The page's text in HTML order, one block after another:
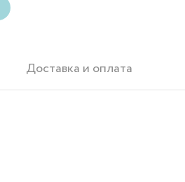
Доставка и оплата